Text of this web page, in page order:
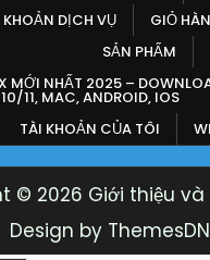
DỊCH VỤ
GIỎ
SẢN PHẨM
MỚI NHẤT 2025 –
11, MAC, ANDROID, IOS
TÀI KHOẢN CỦA TÔI
© 2026 Giới thiệu
Design by